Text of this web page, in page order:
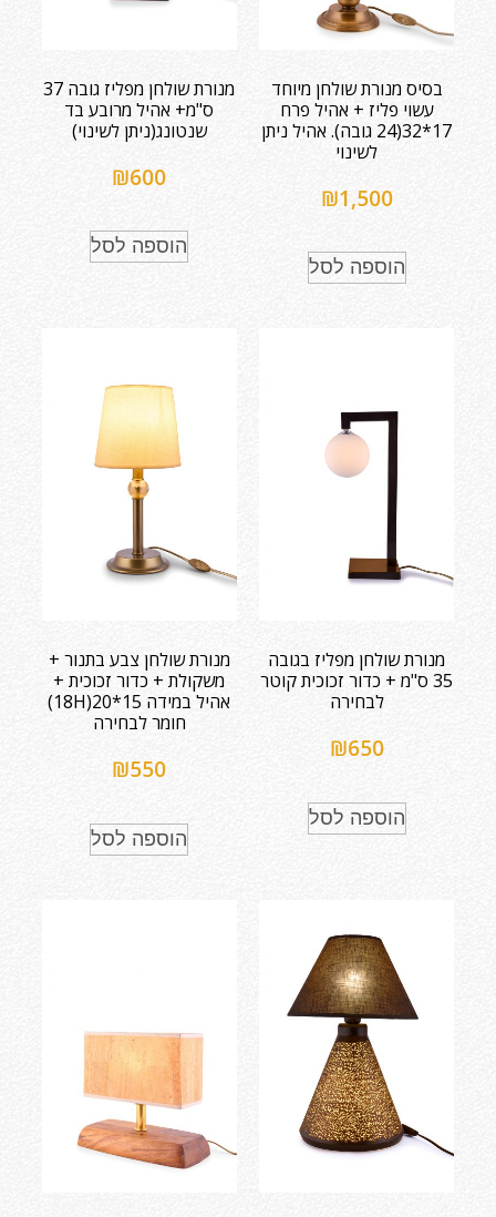
בסיס מנורת שולחן מיוחד
עשוי פליז + אהיל פרח
17*32(24 גובה). אהיל ניתן
לשינוי
₪1,500
הוספה לסל
מנורת שולחן מפליז גובה 37
ס"מ+ אהיל מרובע בד
שנטונג(ניתן לשינוי)
₪600
הוספה לסל
מנורת שולחן מפליז בגובה
35 ס"מ + כדור זכוכית קוטר
לבחירה
₪650
הוספה לסל
מנורת שולחן צבע בתנור +
משקולת + כדור זכוכית +
אהיל במידה 15*20(18H)
חומר לבחירה
₪550
הוספה לסל